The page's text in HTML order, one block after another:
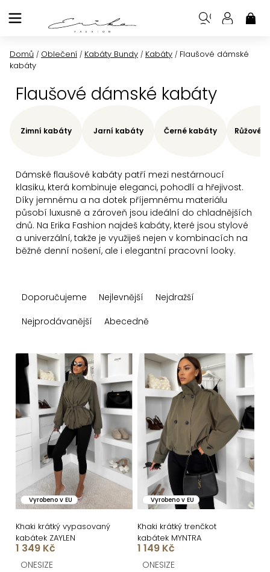
na
Domů / Oblečení / Kabáty Bundy / Kabáty / Flaušové dámské
kabáty
Flaušové dámské kabáty
Dámské flaušové kabáty patří mezi nestárnoucí
klasiku, která kombinuje eleganci, pohodlí a hřejivost.
Díky jemnému a na dotek příjemnému materiálu
působí luxusně a zároveň jsou ideální do chladnějších
dnů. Na Erika Fashion najdeš kabáty, které jsou stylové
a univerzální, takže je využiješ nejen v kombinacích na
běžné denní nošení, ale i elegantní pracovní looky.
Zimní kabáty Jarní kabáty Černé kabáty Růžové
a
n
r
o
d
k
t
ů
Doporučujeme Nejlevnější
Nejdražší
Nejprodávanější
Abecedně
p
i
s
p
o
d
u
k
Vyrobeno v EU
Khaki krátký vypasovaný
kabátek ZAYLEN
1 349 Kč
ONESIZE
Vyrobeno v EU
Khaki krátký trenčkot
kabátek MYNTRA
1 149 Kč
ONESIZE